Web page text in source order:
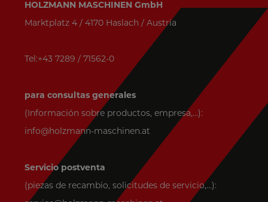
HOLZMANN MASCHINEN GmbH
Marktplatz 4 / 4170 Haslach / Austria
Tel:+43 7289 / 71562-0
para consultas generales
(Información sobre productos, empresa,...):
info@holzmann-maschinen.at
Servicio postventa
(piezas de recambio, solicitudes de servicio,...):